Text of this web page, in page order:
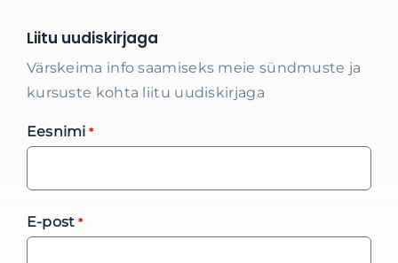
Liitu uudiskirjaga
Värskeima info saamiseks meie sündmuste ja
kursuste kohta liitu uudiskirjaga
Eesnimi *
E-post *